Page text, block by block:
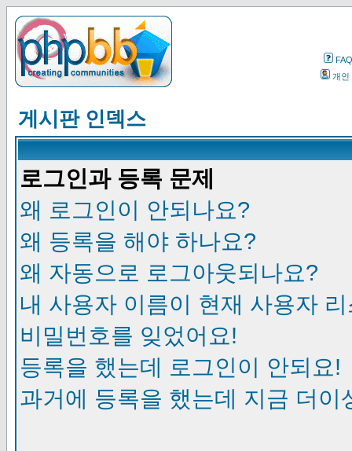
FAQ
개인
게시판 인덱스
로그인과 등록 문제
왜 로그인이 안되나요?
왜 등록을 해야 하나요?
왜 자동으로 로그아웃되나요?
내 사용자 이름이 현재 사용자
비밀번호를 잊었어요!
등록을 했는데 로그인이 안되요!
과거에 등록을 했는데 지금 더이